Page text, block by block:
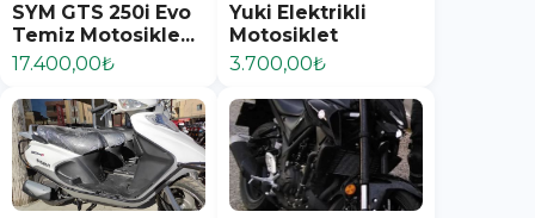
SYM GTS 250i Evo
Temiz Motosikle...
17.400,00₺
Yuki Elektrikli
Motosiklet
3.700,00₺